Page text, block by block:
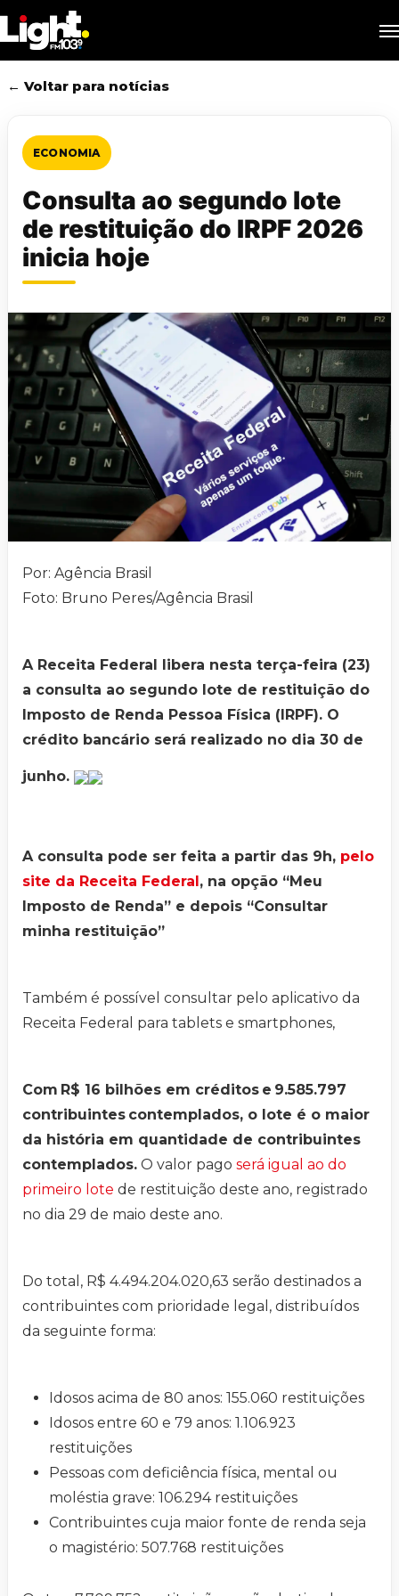
to
main
content
← Voltar para notícias
ECONOMIA
Consulta ao segundo lote
de restituição do IRPF 2026
inicia hoje
Por: Agência Brasil
Foto: Bruno Peres/Agência Brasil
A Receita Federal libera nesta terça-feira (23)
a consulta ao segundo lote de restituição do
Imposto de Renda Pessoa Física (IRPF). O
crédito bancário será realizado no dia 30 de
junho.
A consulta pode ser feita a partir das 9h, pelo
site da Receita Federal , na opção “Meu
Imposto de Renda” e depois “Consultar
minha restituição”
Também é possível consultar pelo aplicativo da
Receita Federal para tablets e smartphones,
Com R$ 16 bilhões em créditos e 9.585.797
contribuintes contemplados, o lote é o maior
da história em quantidade de contribuintes
contemplados. O valor pago será igual ao do
primeiro lote de restituição deste ano, registrado
no dia 29 de maio deste ano.
Do total, R$ 4.494.204.020,63 serão destinados a
contribuintes com prioridade legal, distribuídos
da seguinte forma:
Idosos acima de 80 anos: 155.060 restituições
Idosos entre 60 e 79 anos: 1.106.923
restituições
Pessoas com deficiência física, mental ou
moléstia grave: 106.294 restituições
Contribuintes cuja maior fonte de renda seja
o magistério: 507.768 restituições